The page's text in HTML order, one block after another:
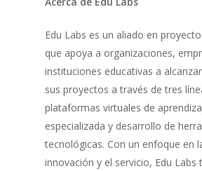
Edu Labs es un aliado en
que apoya a organizaciones,
instituciones educativas a
sus proyectos a través de tres
plataformas virtuales de
especializada y desarrollo de
tecnológicas. Con un enfoque en
innovación y el servicio, Edu Labs